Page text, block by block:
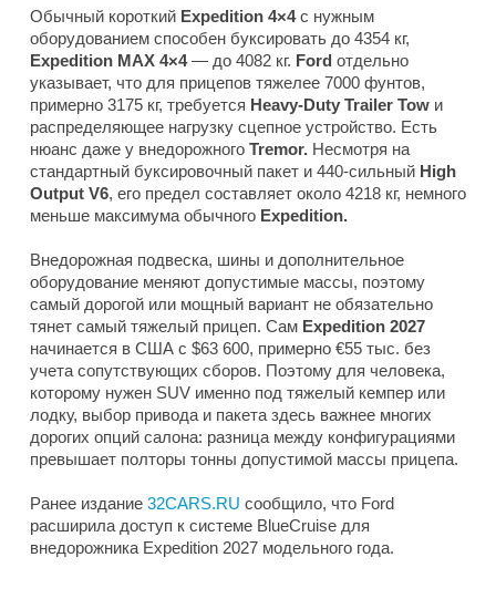
Обычный короткий Expedition 4×4с нужным
оборудованием способен буксировать до 4354 кг,
Expedition MAX 4×4— до 4082 кг. Ford отдельно
указывает, что для прицепов тяжелее 7000 фунтов,
примерно 3175 кг, требуется Heavy-Duty Trailer Tow и
распределяющее нагрузку сцепное устройство. Есть
нюанс даже у внедорожного Tremor. Несмотря на
стандартный буксировочный пакет и 440-сильный High
Output V6, его предел составляет около 4218 кг, немного
меньше максимума обычного Expedition.
Внедорожная подвеска, шины и дополнительное
оборудование меняют допустимые массы, поэтому
самый дорогой или мощный вариант не обязательно
тянет самый тяжелый прицеп. Сам Expedition 2027
начинается в США с $63 600, примерно €55 тыс. без
учета сопутствующих сборов. Поэтому для человека,
которому нужен SUV именно под тяжелый кемпер или
лодку, выбор привода и пакета здесь важнее многих
дорогих опций салона: разница между конфигурациями
превышает полторы тонны допустимой массы прицепа.
Ранее издание 32CARS.RU сообщило, что Ford
расширила доступ к системе BlueCruise для
внедорожника Expedition 2027 модельного года.